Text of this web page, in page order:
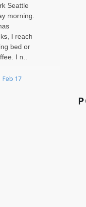
Seattle
morning.
I reach
bed or
I n..
Feb 17